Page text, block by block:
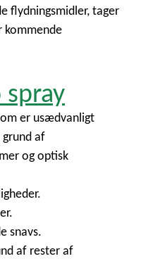
flydningsmidler, tager
kommende
spray
er usædvanligt
af
og optisk
snavs.
af rester af